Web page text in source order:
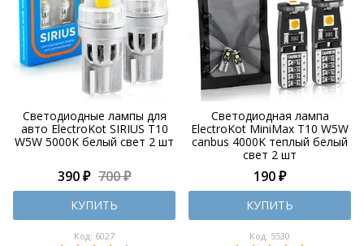
Светодиодные лампы для
авто ElectroKot SIRIUS T10
W5W 5000K белый свет 2 шт
390 ₽ 700 ₽
КУПИТЬ
Код: 6027
Светодиодная лампа
ElectroKot MiniMax T10 W5W
canbus 4000K теплый белый
свет 2 шт
190 ₽
КУПИТЬ
Код: 5530